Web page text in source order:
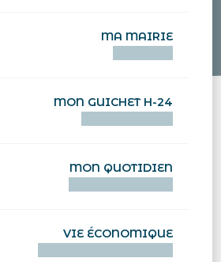
MA MAIRIE
MON GUICHET H-24
MON QUOTIDIEN
VIE ÉCONOMIQUE